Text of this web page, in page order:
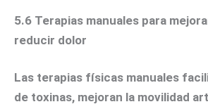
5.6 Terapias manuales para
reducir dolor
Las terapias físicas manuales
de toxinas, mejoran la movilidad